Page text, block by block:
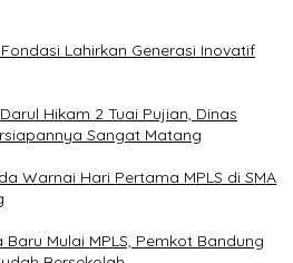
Lahirkan Generasi Inovatif
Hikam 2 Tuai Pujian, Dinas
Sangat Matang
Warnai Hari Pertama MPLS di SMA
Baru Mulai MPLS, Pemkot Bandung